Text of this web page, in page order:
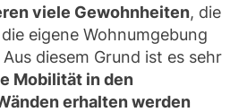
viele Gewohnheiten, die
eigene Wohnumgebung
diesem Grund ist es sehr
Mobilität in den
erhalten werden